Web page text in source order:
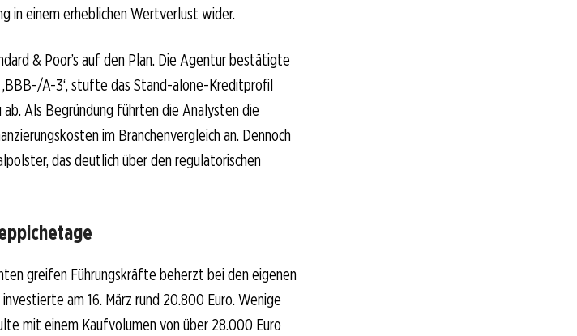
in einem erheblichen Wertverlust wider.
& Poor’s auf den Plan. Die Agentur bestätigte
A-3‘, stufte das Stand-alone-Kreditprofil
Als Begründung führten die Analysten die
im Branchenvergleich an. Dennoch
das deutlich über den regulatorischen
greifen Führungskräfte beherzt bei den eigenen
am 16. März rund 20.800 Euro. Wenige
mit einem Kaufvolumen von über 28.000 Euro